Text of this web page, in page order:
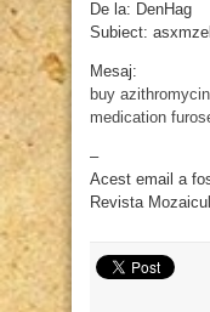
De la: DenHag
Subiect:
Mesaj:
buy azithromycin
medication
–
Acest email a
Revista